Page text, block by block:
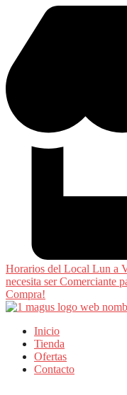
contenido
Horarios del Local Lun a
necesita ser Comerciante
Compra!
Inicio
Tienda
Ofertas
Contacto